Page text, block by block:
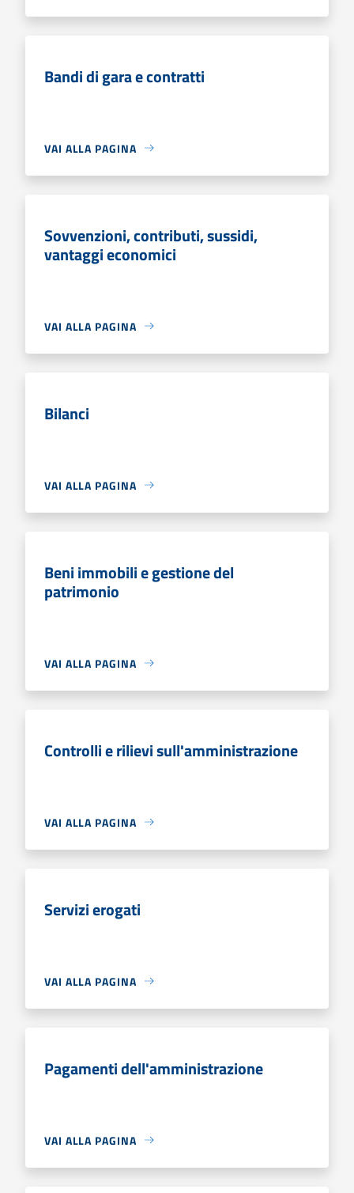
Bandi di gara e contratti
VAI ALLA PAGINA
Sovvenzioni, contributi, sussidi,
vantaggi economici
VAI ALLA PAGINA
Bilanci
VAI ALLA PAGINA
Beni immobili e gestione del
patrimonio
VAI ALLA PAGINA
Controlli e rilievi sull'amministrazione
VAI ALLA PAGINA
Servizi erogati
VAI ALLA PAGINA
Pagamenti dell'amministrazione
VAI ALLA PAGINA